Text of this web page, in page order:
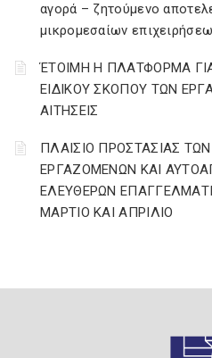
αγορά – ζητούμενο
μικρομεσαίων
ΈΤΟΙΜΗ Η ΠΛΑΤΦΟΡΜΑ
ΕΙΔΙΚΟΥ ΣΚΟΠΟΥ ΤΩΝ
ΑΙΤΗΣΕΙΣ
ΠΛΑΙΣΙΟ ΠΡΟΣΤΑΣΙΑΣ ΤΩΝ
ΕΡΓΑΖΟΜΕΝΩΝ ΚΑΙ
ΕΛΕΥΘΕΡΩΝ
ΜΑΡΤΙΟ ΚΑΙ ΑΠΡΙΛΙΟ